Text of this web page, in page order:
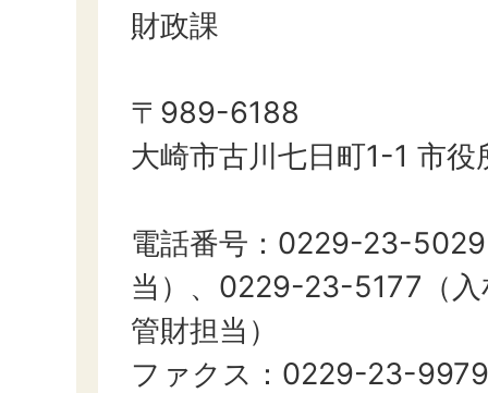
財政課
〒989-6188
大崎市古川七日町1-1 市役
電話番号：0229-23-
当）、0229-23-5177（入
管財担当）
ファクス：0229-23-9979